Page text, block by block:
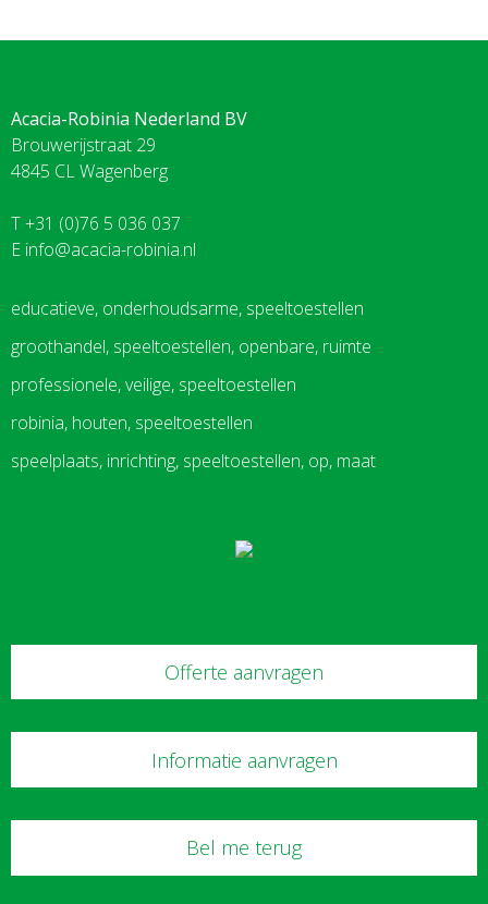
Acacia-Robinia Nederland BV
Brouwerijstraat 29
4845 CL Wagenberg
T +31 (0)76 5 036 037
E info@acacia-robinia.nl
educatieve, onderhoudsarme, speeltoestellen
groothandel, speeltoestellen, openbare, ruimte
professionele, veilige, speeltoestellen
robinia, houten, speeltoestellen
speelplaats, inrichting, speeltoestellen, op, maat
Offerte aanvragen
Informatie aanvragen
Bel me terug